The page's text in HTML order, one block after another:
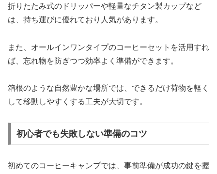
折りたたみ式のドリッパーや軽量なチタン製カップなど
は、持ち運びに優れており人気があります。
また、オールインワンタイプのコーヒーセットを活用すれ
ば、忘れ物を防ぎつつ効率よく準備ができます。
箱根のような自然豊かな場所では、できるだけ荷物を軽く
して移動しやすくする工夫が大切です。
初心者でも失敗しない準備のコツ
初めてのコーヒーキャンプでは、事前準備が成功の鍵を握